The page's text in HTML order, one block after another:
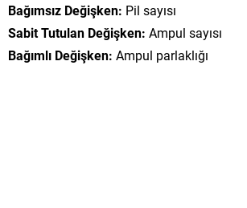
Bağımsız Değişken: Pil sayısı
Sabit Tutulan Değişken: Ampul sayısı
Bağımlı Değişken: Ampul parlaklığı